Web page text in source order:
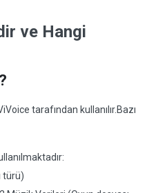
ve Hangi
tarafından kullanılır.Bazı
türü)